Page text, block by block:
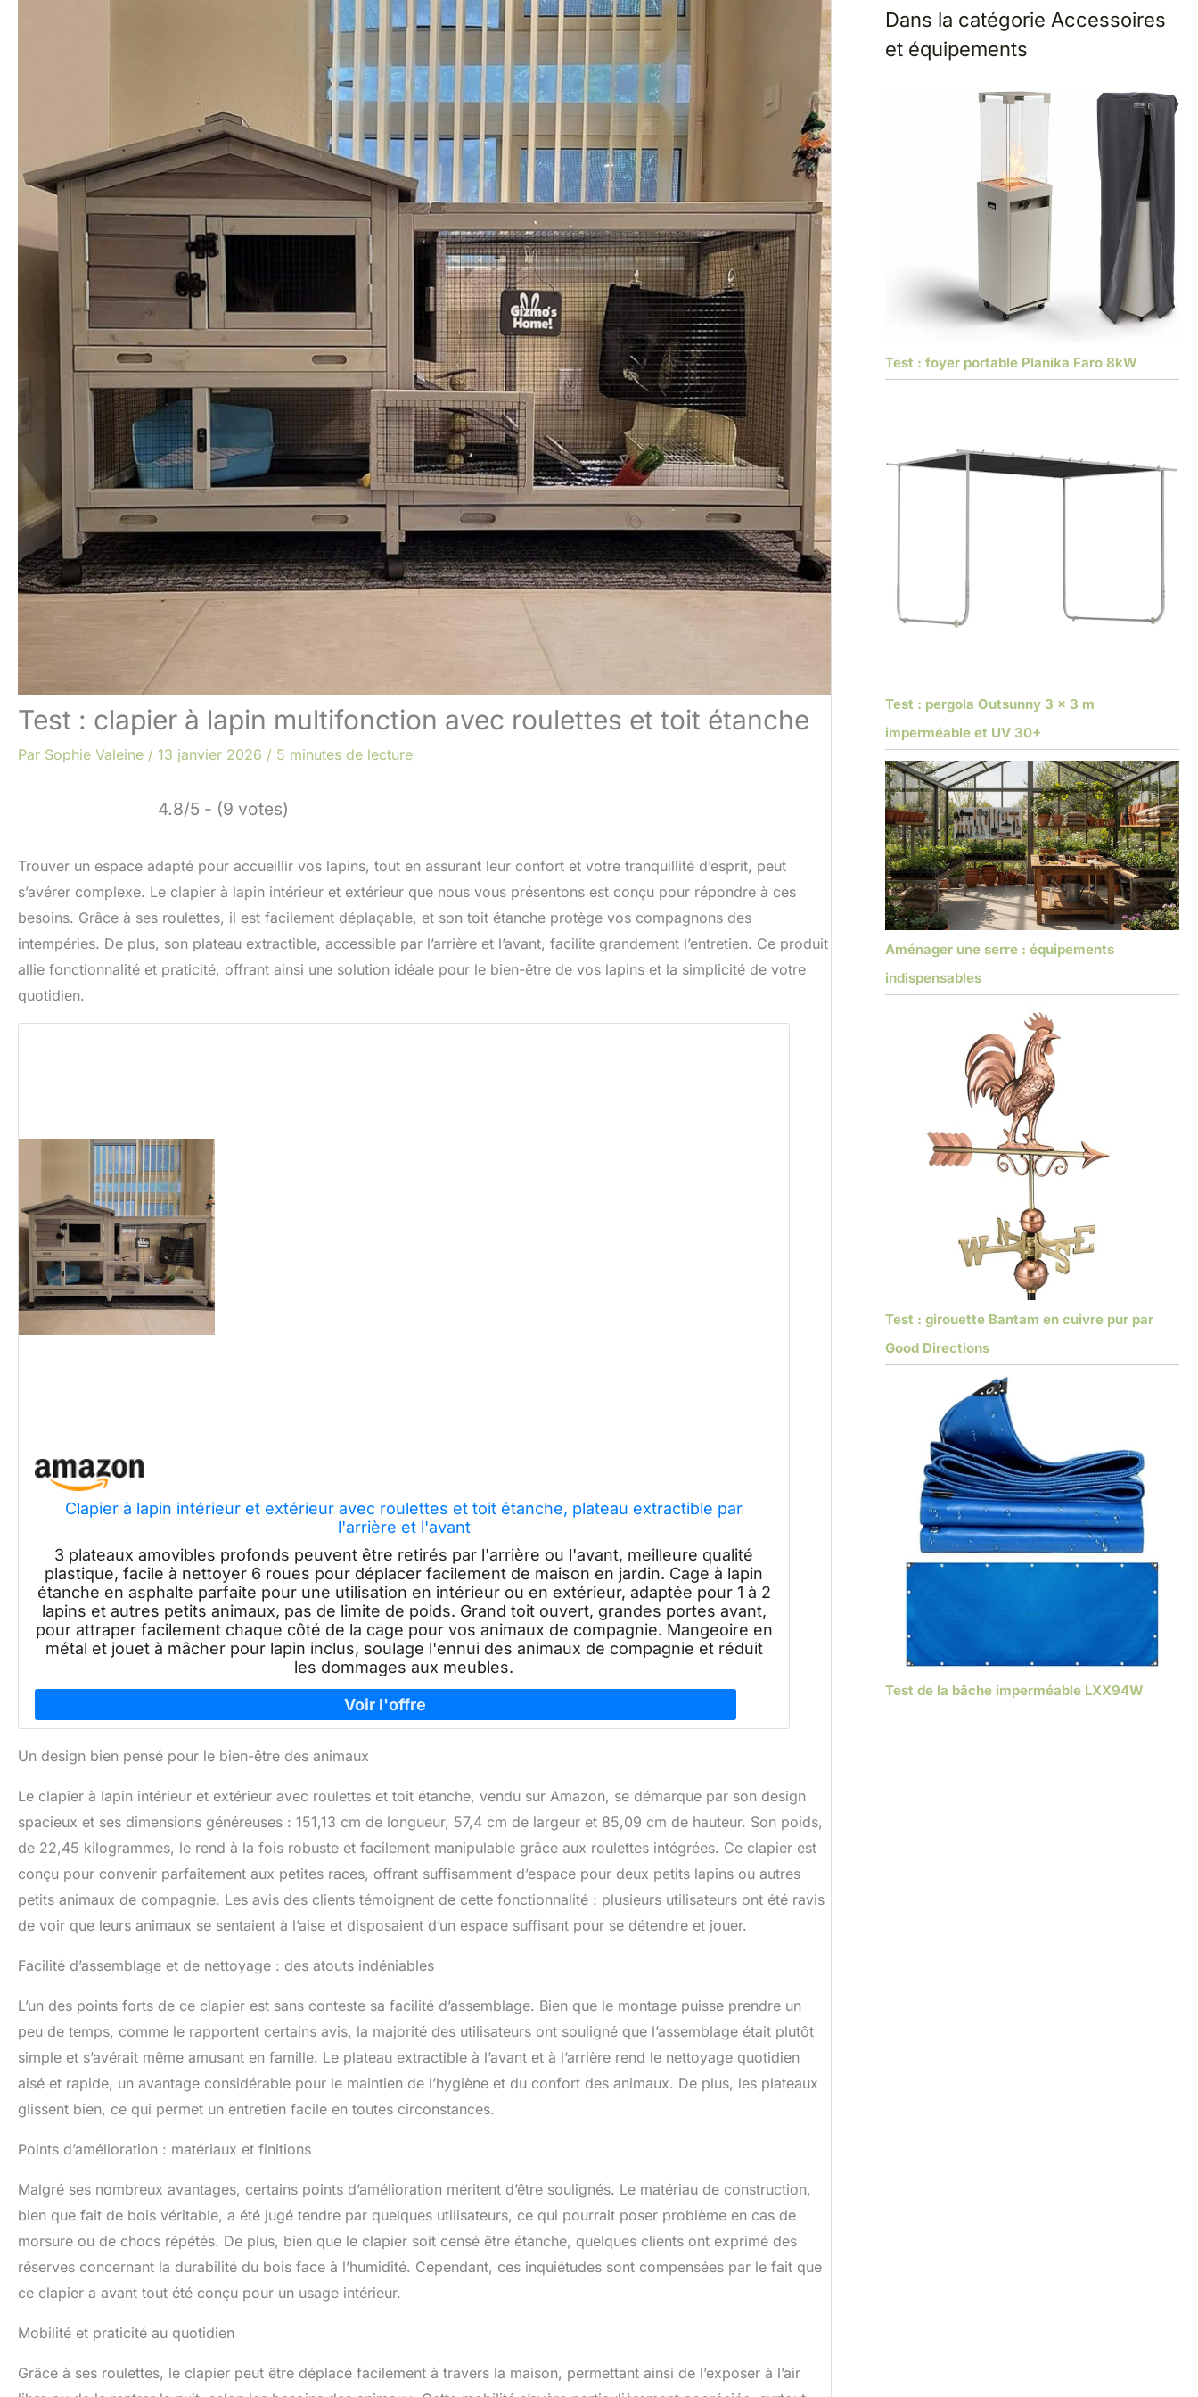
Test : clapier à lapin multifonction avec roulettes et toit étanche
Par Sophie Valeine / 13 janvier 2026 / 5 minutes de lecture
4.8/5 - (9 votes)
Trouver un espace adapté pour accueillir vos lapins, tout en assurant leur confort et votre tranquillité d’esprit, peut
s’avérer complexe. Le clapier à lapin intérieur et extérieur que nous vous présentons est conçu pour répondre à ces
besoins. Grâce à ses roulettes, il est facilement déplaçable, et son toit étanche protège vos compagnons des
intempéries. De plus, son plateau extractible, accessible par l’arrière et l’avant, facilite grandement l’entretien. Ce produit
allie fonctionnalité et praticité, offrant ainsi une solution idéale pour le bien-être de vos lapins et la simplicité de votre
quotidien.
Clapier à lapin intérieur et extérieur avec roulettes et toit étanche, plateau extractible par
l'arrière et l'avant
3 plateaux amovibles profonds peuvent être retirés par l'arrière ou l'avant, meilleure qualité
plastique, facile à nettoyer 6 roues pour déplacer facilement de maison en jardin. Cage à lapin
étanche en asphalte parfaite pour une utilisation en intérieur ou en extérieur, adaptée pour 1 à 2
lapins et autres petits animaux, pas de limite de poids. Grand toit ouvert, grandes portes avant,
pour attraper facilement chaque côté de la cage pour vos animaux de compagnie. Mangeoire en
métal et jouet à mâcher pour lapin inclus, soulage l'ennui des animaux de compagnie et réduit
les dommages aux meubles.
Un design bien pensé pour le bien-être des animaux
Le clapier à lapin intérieur et extérieur avec roulettes et toit étanche, vendu sur Amazon, se démarque par son design
spacieux et ses dimensions généreuses : 151,13 cm de longueur, 57,4 cm de largeur et 85,09 cm de hauteur. Son poids,
de 22,45 kilogrammes, le rend à la fois robuste et facilement manipulable grâce aux roulettes intégrées. Ce clapier est
conçu pour convenir parfaitement aux petites races, offrant suffisamment d’espace pour deux petits lapins ou autres
petits animaux de compagnie. Les avis des clients témoignent de cette fonctionnalité : plusieurs utilisateurs ont été ravis
de voir que leurs animaux se sentaient à l’aise et disposaient d’un espace suffisant pour se détendre et jouer.
Facilité d’assemblage et de nettoyage : des atouts indéniables
L’un des points forts de ce clapier est sans conteste sa facilité d’assemblage. Bien que le montage puisse prendre un
peu de temps, comme le rapportent certains avis, la majorité des utilisateurs ont souligné que l’assemblage était plutôt
simple et s’avérait même amusant en famille. Le plateau extractible à l’avant et à l’arrière rend le nettoyage quotidien
aisé et rapide, un avantage considérable pour le maintien de l’hygiène et du confort des animaux. De plus, les plateaux
glissent bien, ce qui permet un entretien facile en toutes circonstances.
Points d’amélioration : matériaux et finitions
Malgré ses nombreux avantages, certains points d’amélioration méritent d’être soulignés. Le matériau de construction,
bien que fait de bois véritable, a été jugé tendre par quelques utilisateurs, ce qui pourrait poser problème en cas de
morsure ou de chocs répétés. De plus, bien que le clapier soit censé être étanche, quelques clients ont exprimé des
réserves concernant la durabilité du bois face à l’humidité. Cependant, ces inquiétudes sont compensées par le fait que
ce clapier a avant tout été conçu pour un usage intérieur.
Mobilité et praticité au quotidien
Grâce à ses roulettes, le clapier peut être déplacé facilement à travers la maison, permettant ainsi de l’exposer à l’air
Dans la catégorie Accessoires
et équipements
Test : foyer portable Planika Faro 8kW
Test : pergola Outsunny 3 x 3 m
imperméable et UV 30+
Aménager une serre : équipements
indispensables
Test : girouette Bantam en cuivre pur par
Good Directions
Test de la bâche imperméable LXX94W